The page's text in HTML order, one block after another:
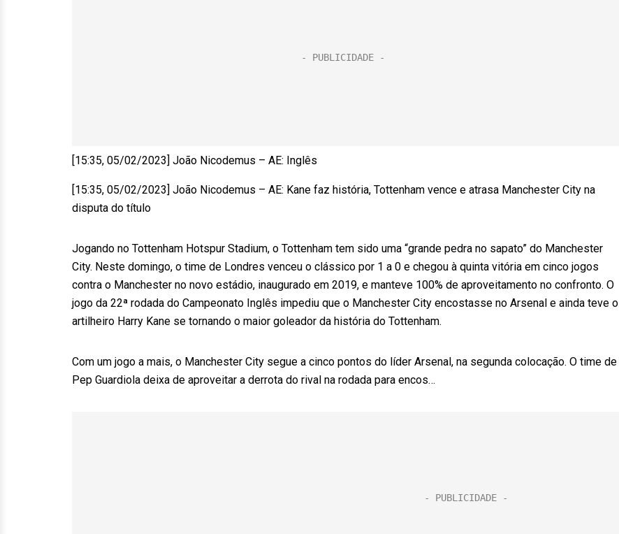
[15:35, 05/02/2023] João Nicodemus – AE: Inglês
[15:35, 05/02/2023] João Nicodemus – AE: Kane faz história, Tottenham vence e atrasa Manchester City na
disputa do título
Jogando no Tottenham Hotspur Stadium, o Tottenham tem sido uma “grande pedra no sapato” do Manchester
City. Neste domingo, o time de Londres venceu o clássico por 1 a 0 e chegou à quinta vitória em cinco jogos
contra o Manchester no novo estádio, inaugurado em 2019, e manteve 100% de aproveitamento no confronto. O
jogo da 22ª rodada do Campeonato Inglês impediu que o Manchester City encostasse no Arsenal e ainda teve o
artilheiro Harry Kane se tornando o maior goleador da história do Tottenham.
Com um jogo a mais, o Manchester City segue a cinco pontos do líder Arsenal, na segunda colocação. O time de
Pep Guardiola deixa de aproveitar a derrota do rival na rodada para encos…